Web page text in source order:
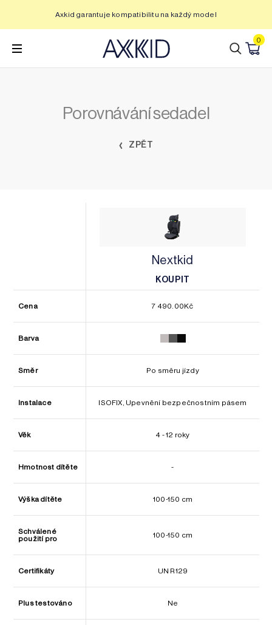
obsah
Axkid garantuje kompatibilitu na každý model
0
Porovnávání sedadel
ZPĚT
Nextkid
KOUPIT
KOUPIT
Cena 7 490.00Kč
Barva
Směr Po směru jízdy
Instalace ISOFIX, Upevnění bezpečnostním pásem
Věk 4 - 12 roky
Hmotnost dítěte -
Výška dítěte 100-150 cm
Schválené
použití pro
100-150 cm
Certifikáty UN R129
Plus testováno Ne